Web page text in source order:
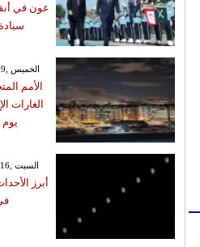
عون في
GMT 01:33 2026 الخميس ,09 إبريل / نيسان
الأمم
الغارات
GMT 02:38 2025 السبت ,16 آب / أغسطس
أبرز